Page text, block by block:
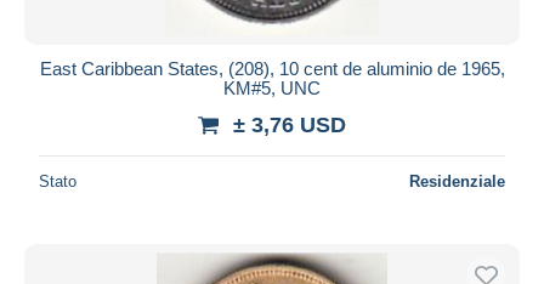
East Caribbean States, (208), 10 cent de aluminio de 1965,
KM#5, UNC
± 3,76 USD
Stato Residenziale